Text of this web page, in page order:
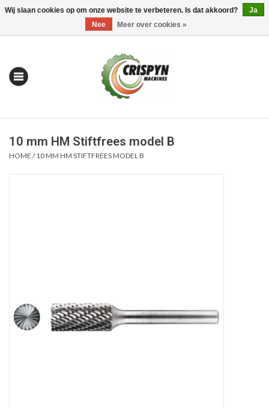
0 Artikelen - €0,00 Mijn account / Registreren
Alles om te Draaien |
10 mm HM Stiftfrees model B
HOME /10 MM HM STIFTFREES MODEL B
Wij slaan cookies op om onze website te verbeteren. Is dat akkoord?
Ja
Nee
Meer over cookies »